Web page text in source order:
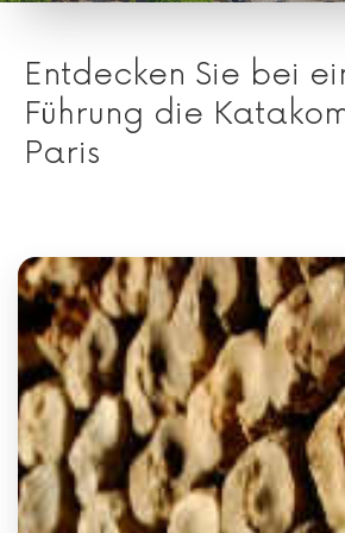
Entdecken Sie bei
Führung die
Paris